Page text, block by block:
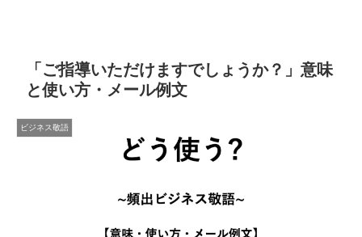
「ご指導いただけますでしょうか？」意味
と使い方・メール例文
ビジネス敬語